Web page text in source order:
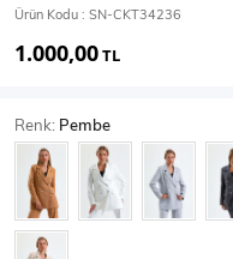
T-Shirt
Body Atlet
Ürün Kodu : SN-CKT34236
1.000,00TL
Renk: Pembe